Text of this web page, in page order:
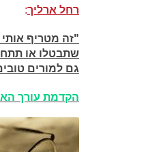
רחל ארליך:
שתבטלו או
גם למורים
הקדמת עורך